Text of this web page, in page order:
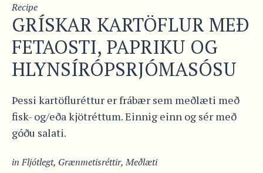
Recipe
GRÍSKAR KARTÖFLUR MEÐ
FETAOSTI, PAPRIKU OG
HLYNSÍRÓPSRJÓMASÓSU
Þessi kartöfluréttur er frábær sem meðlæti með
fisk- og/eða kjötréttum. Einnig einn og sér með
góðu salati.
inFljótlegt, Grænmetisréttir,Meðlæti